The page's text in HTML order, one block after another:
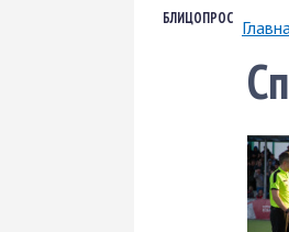
БЛИЦОПРОС